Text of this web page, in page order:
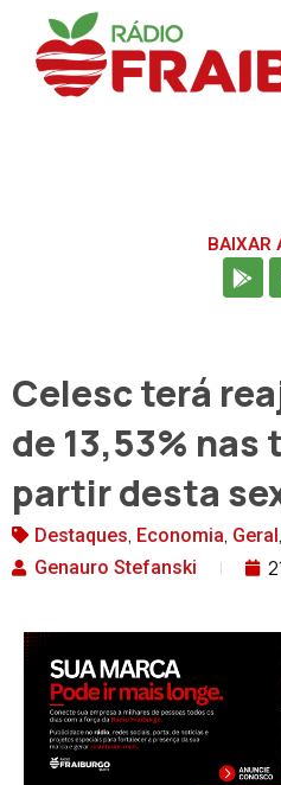
BAIXAR
Celesc terá
de 13,53% nas
partir desta
Destaques, Economia, Geral ,
Genauro Stefanski